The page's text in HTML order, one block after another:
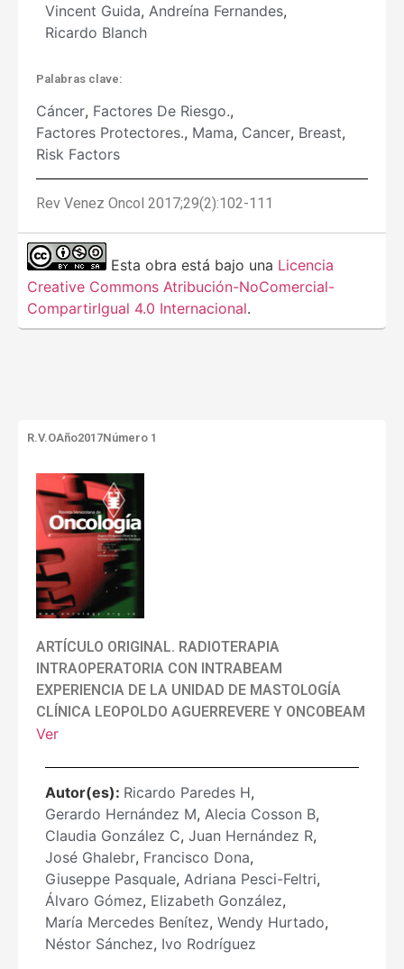
Vincent Guida, Andreína Fernandes,
Ricardo Blanch
Palabras clave:
Cáncer, Factores De Riesgo.,
Factores Protectores., Mama, Cancer, Breast,
Risk Factors
Rev Venez Oncol 2017;29(2):102-111
Esta obra está bajo una Licencia
Creative Commons Atribución-NoComercial-
CompartirIgual 4.0 Internacional.
R.V.OAño2017Número 1
ARTÍCULO ORIGINAL. RADIOTERAPIA
INTRAOPERATORIA CON INTRABEAM
EXPERIENCIA DE LA UNIDAD DE MASTOLOGÍA
CLÍNICA LEOPOLDO AGUERREVERE Y ONCOBEAM
Ver
Autor(es): Ricardo Paredes H,
Gerardo Hernández M, Alecia Cosson B,
Claudia González C, Juan Hernández R,
José Ghalebr, Francisco Dona,
Giuseppe Pasquale, Adriana Pesci-Feltri,
Álvaro Gómez, Elizabeth González,
María Mercedes Benítez, Wendy Hurtado,
Néstor Sánchez, Ivo Rodríguez